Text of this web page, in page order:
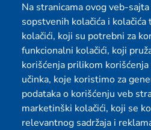
Newsletter
E-mail adresa
check_box_outline_blank Želim da se pretplatim na
Na stranicama ovog veb-
sopstvenih kolačića i
kolačići, koji su potrebni za
funkcionalni kolačići, koji
korišćenja prilikom
učinka, koje koristimo za
podataka o korišćenju veb
marketinški kolačići, koji se
relevantnog sadržaja i